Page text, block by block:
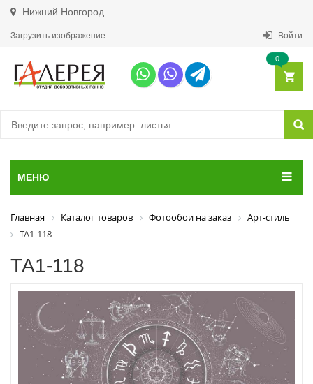
Нижний Новгород
Загрузить изображение Войти
0
МЕНЮ
Главная Каталог товаров Фотообои на заказ
Арт-стиль
ТА1-118
ТА1-118